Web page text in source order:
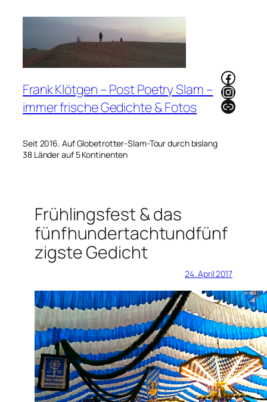
Frank Klötgen – Post Poetry Slam –
immer frische Gedichte & Fotos
Seit 2016. Auf Globetrotter-Slam-Tour durch bislang
38 Länder auf 5 Kontinenten
Link
Frühlingsfest & das
fünfhundertachtundfünf
zigste Gedicht
24. April 2017